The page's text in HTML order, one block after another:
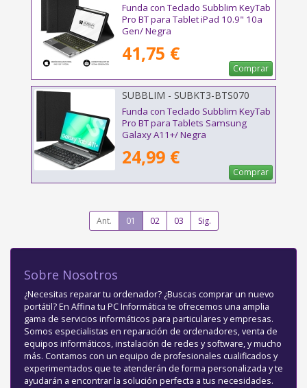
Funda con Teclado Subblim KeyTab
Pro BT para Tablet iPad 10.9" 10a
Gen/ Negra
41,75 €
Comprar
SUBBLIM - SUBKT3-BTS070
Funda con Teclado Subblim KeyTab
Pro BT para Tablets Samsung
Galaxy A11+/ Negra
24,99 €
Comprar
Ant. 01 02 03 Sig.
Sobre Nosotros
¿Necesitas reparar tu ordenador? ¿Buscas comprar un nuevo
portátil? En Affina tu PC Informática te ofrecemos una amplia
gama de servicios informáticos para particulares y empresas.
Somos especialistas en reparación de ordenadores, venta de
equipos informáticos, instalación de redes y software, y mucho
más. Contamos con un equipo de profesionales cualificados y
experimentados que te atenderán de forma personalizada y te
ayudarán a encontrar la solución perfecta a tus necesidades.